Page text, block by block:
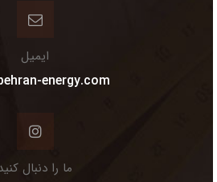
ایمیل
energy.com
ما را دنبال